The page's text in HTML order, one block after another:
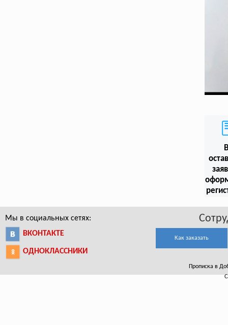
Мы в социальных сетях:
ВКОНТАКТЕ
ОДНОКЛАССНИКИ
Как заказать
Прописка в